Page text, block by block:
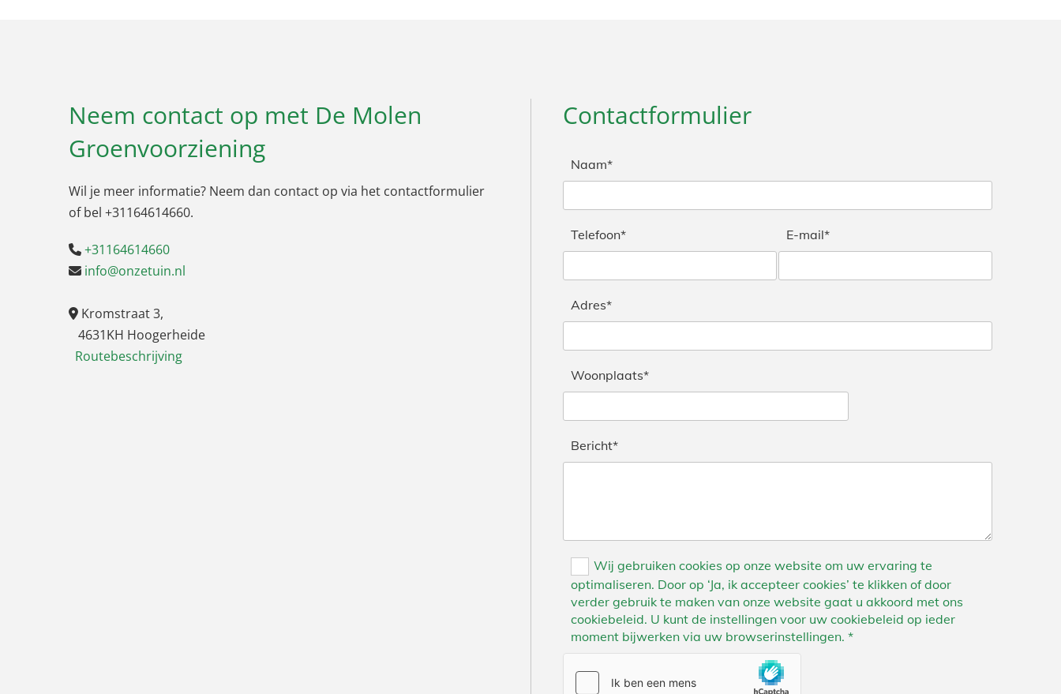
Neem contact op met De Molen
Groenvoorziening
Wil je meer informatie? Neem dan contact op via het contactformulier
of bel +31164614660.
 +31164614660
 info@onzetuin.nl
 Kromstraat 3,
4631KH Hoogerheide
Routebeschrijving
Contactformulier
Naam*
Telefoon* E-mail*
Adres*
Woonplaats*
Bericht*
Wij gebruiken cookies op onze website om uw ervaring te
optimaliseren. Door op ‘Ja, ik accepteer cookies’ te klikken of door
verder gebruik te maken van onze website gaat u akkoord met ons
cookiebeleid. U kunt de instellingen voor uw cookiebeleid op ieder
moment bijwerken via uw browserinstellingen. *